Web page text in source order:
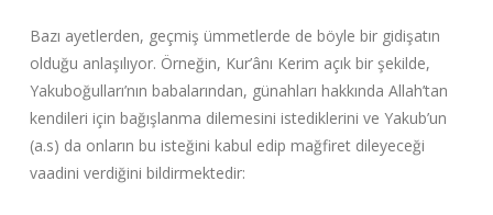
Bazı ayetlerden, geçmiş ümmetlerde de böyle bir gidişatın
olduğu anlaşılıyor. Örneğin, Kur’ânı Kerim açık bir şekilde,
Yakuboğulları’nın babalarından, günahları hakkında Allah’tan
kendileri için bağışlanma dilemesini istediklerini ve Yakub’un
(a.s) da onların bu isteğini kabul edip mağfiret dileyeceği
vaadini verdiğini bildirmektedir: